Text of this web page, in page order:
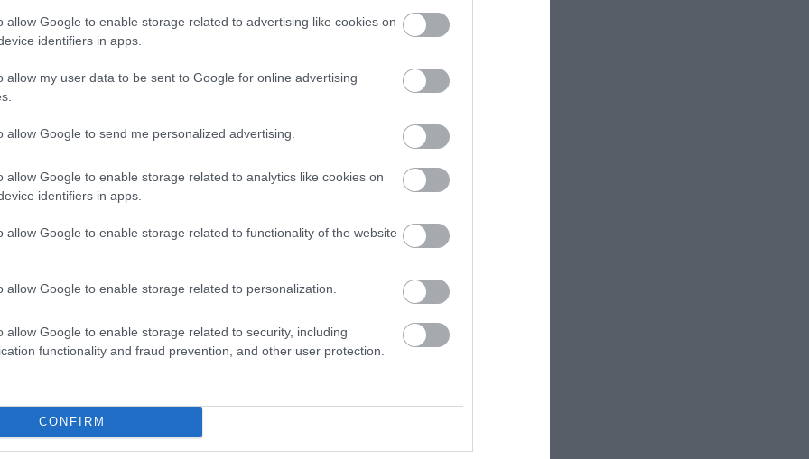
allow Google to enable storage related to advertising like cookies on
identifiers in apps.
allow my user data to be sent to Google for online advertising
allow Google to send me personalized advertising.
allow Google to enable storage related to analytics like cookies on
identifiers in apps.
allow Google to enable storage related to functionality of the website
allow Google to enable storage related to personalization.
allow Google to enable storage related to security, including
functionality and fraud prevention, and other user protection.
CONFIRM
is sokat elmondanak. Meghajtás szerint
májusban több mint 54 ezer került fel az oldalra. A
az elektromos és hibrid meghajtású autók száma
autók kínálata 5,9%-kal, a hibrideké pedig 6,5%-kal
mindig kisebbségben vannak a zöld járművek, a
a használtpiacon is.
alapján szeretnénk dönteni
míg a benzines modelleké „csak” 157 ezer. Ez közel
hosszabb távokra használt járművek, és vásárlás
cél a releváns. Ugyanakkor az sem mindegy,
kevesebb év alatt tettek meg több kilométert.
autónál?
listáját
autók